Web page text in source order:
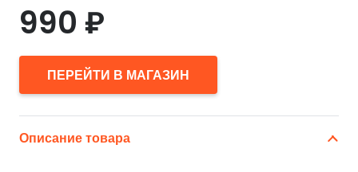
990 ₽
ПЕРЕЙТИ В МАГАЗИН
Описание товара